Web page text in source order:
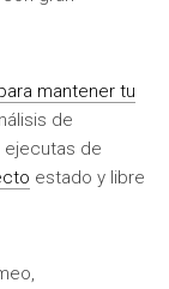
mantener tu
de
ejecutas de
estado y libre